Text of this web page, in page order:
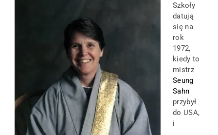
Szkoły
datują
się na
rok
1972,
kiedy to
mistrz
Seung
Sahn
przybył
do USA,
i